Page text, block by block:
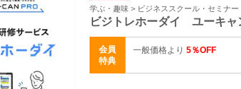
学ぶ・趣味 > ビジネススクール・セミナー
ビジトレホーダイ ユーキャ
会員
特典
一般価格より 5％OFF